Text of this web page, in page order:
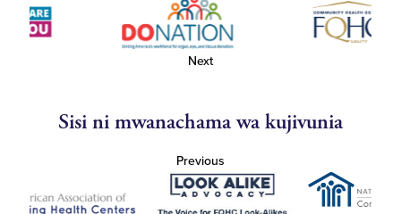
Next
Sisi ni mwanachama wa kujivunia
Previous